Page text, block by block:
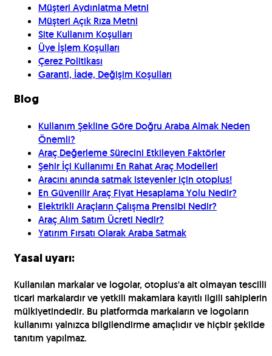
Müşteri Aydınlatma Metni
Müşteri Açık Rıza Metni
Site Kullanım Koşulları
Üye İşlem Koşulları
Çerez Politikası
Garanti, İade, Değişim Koşulları
Blog
Kullanım Şekline Göre Doğru Araba Almak Neden
Önemli?
Araç Değerleme Sürecini Etkileyen Faktörler
Şehir İçi Kullanımı En Rahat Araç Modelleri
Aracını anında satmak isteyenler için otoplus!
En Güvenilir Araç Fiyat Hesaplama Yolu Nedir?
Elektrikli Araçların Çalışma Prensibi Nedir?
Araç Alım Satım Ücreti Nedir?
Yatırım Fırsatı Olarak Araba Satmak
Yasal uyarı:
Kullanılan markalar ve logolar, otoplus'a ait olmayan tescilli
ticari markalardır ve yetkili makamlara kayıtlı ilgili sahiplerin
mülkiyetindedir. Bu platformda markaların ve logoların
kullanımı yalnızca bilgilendirme amaçlıdır ve hiçbir şekilde
tanıtım yapılmaz.